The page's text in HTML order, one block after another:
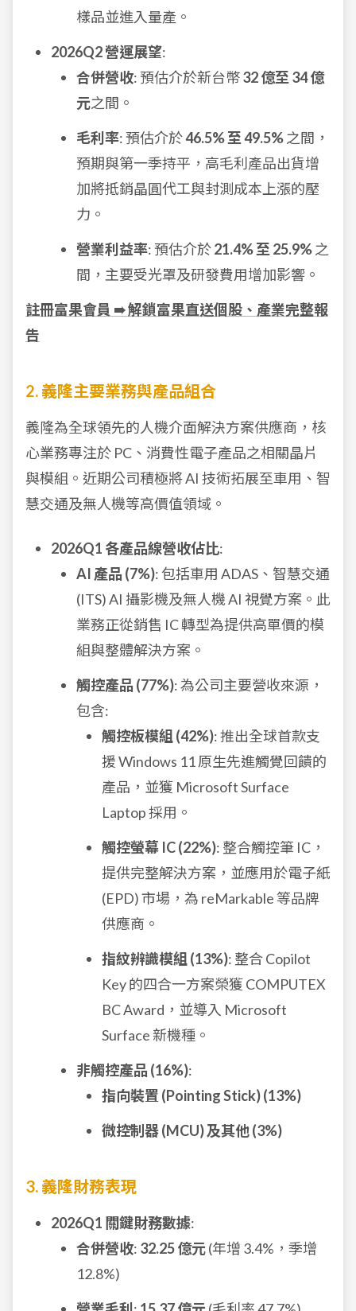
樣品並進入量產。
2026Q2 營運展望:
合併營收: 預估介於新台幣32 億至 34 億
元之間。
毛利率: 預估介於46.5% 至 49.5%之間，
預期與第一季持平，高毛利產品出貨增
加將抵銷晶圓代工與封測成本上漲的壓
力。
營業利益率: 預估介於21.4% 至 25.9%之
間，主要受光罩及研發費用增加影響。
註冊富果會員 ➠ 解鎖富果直送個股、產業完整報
告
2. 義隆主要業務與產品組合
義隆為全球領先的人機介面解決方案供應商，核
心業務專注於 PC、消費性電子產品之相關晶片
與模組。近期公司積極將 AI 技術拓展至車用、智
慧交通及無人機等高價值領域。
2026Q1 各產品線營收佔比:
AI 產品 (7%): 包括車用 ADAS、智慧交通
(ITS) AI 攝影機及無人機 AI 視覺方案。此
業務正從銷售 IC 轉型為提供高單價的模
組與整體解決方案。
觸控產品 (77%): 為公司主要營收來源，
包含:
觸控板模組 (42%): 推出全球首款支
援 Windows 11 原生先進觸覺回饋的
產品，並獲 Microsoft Surface
Laptop 採用。
觸控螢幕 IC (22%): 整合觸控筆 IC，
提供完整解決方案，並應用於電子紙
(EPD) 市場，為 reMarkable 等品牌
供應商。
指紋辨識模組 (13%): 整合 Copilot
Key 的四合一方案榮獲 COMPUTEX
BC Award，並導入 Microsoft
Surface 新機種。
非觸控產品 (16%):
指向裝置 (Pointing Stick) (13%)
微控制器 (MCU) 及其他 (3%)
3. 義隆財務表現
2026Q1 關鍵財務數據:
合併營收: 32.25 億元(年增 3.4%，季增
12.8%)